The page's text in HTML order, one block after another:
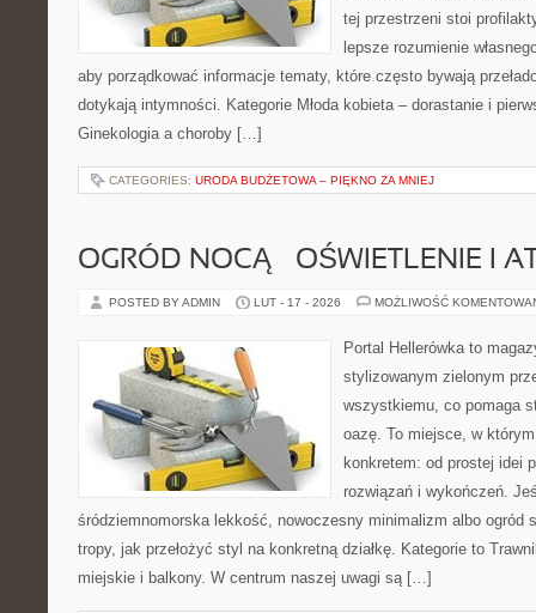
tej przestrzeni stoi
lepsze rozumienie
aby porządkować informacje tematy, które często bywają
dotykają intymności. Kategorie Młoda kobieta – dorastanie i
Ginekologia a choroby […]
CATEGORIES: URODA BUDŻETOWA – PIĘKNO ZA MNIEJ
OGRÓD NOCĄ – OŚWIETLENIE I
POSTED BY ADMIN LUT - 17 - 2026 MOŻLIWOŚĆ
Portal Hellerówka to
stylizowanym zielonym
wszystkiemu, co pomaga
oazę. To miejsce, w
konkretem: od prostej idei
rozwiązań i wykończeń.
śródziemnomorska lekkość, nowoczesny minimalizm albo ogród
tropy, jak przełożyć styl na konkretną działkę. Kategorie to
miejskie i balkony. W centrum naszej uwagi są […]